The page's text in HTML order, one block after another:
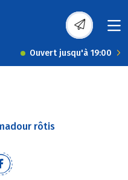
Ouvert jusqu'à 19:00
rôtis